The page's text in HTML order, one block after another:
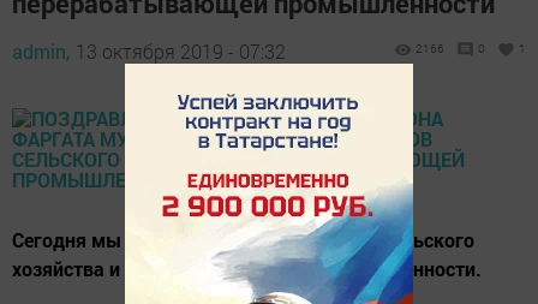
admin, 13 октября 2019 - 07:32 2166 0 1
Сегодня мы отмечаем День работников сельского
хозяйства и перерабатывающей промышленности.